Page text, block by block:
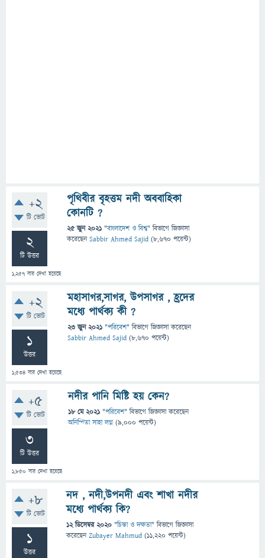
+2
টি ভোট
2
টি উত্তর
1,257 বার দেখা হয়েছে
পৃথিবীর বৃহত্তম নদী অববাহিকা
কোনটি ?
25 জুন 2021 "বাংলাদেশ ও বিশ্ব" বিভাগে জিজ্ঞাসা
করেছেনSabbir Ahmed Sajid (8,670 পয়েন্ট)
+2
টি ভোট
1
উত্তর
1,534 বার দেখা হয়েছে
মহাসাগর,সাগর, উপসাগর , হ্রদের
মধ্যে পার্থক্য কী ?
23 জুন 2021 "পরিবেশ" বিভাগে জিজ্ঞাসাকরেছেন
Sabbir Ahmed Sajid (8,670 পয়েন্ট)
+5
টি ভোট
3
টি উত্তর
1,850 বার দেখা হয়েছে
নদীর পানি মিষ্টি হয় কেন?
18 মে 2021 "পরিবেশ" বিভাগে জিজ্ঞাসাকরেছেন
অনিন্দিতা সাহা লগ্ন (9,000 পয়েন্ট)
+8
টি ভোট
1
উত্তর
নদ , নদী,উপনদী এবং শাখা নদীর
মধ্যে পার্থক্য কি?
12 ডিসেম্বর 2020 "চিন্তা ও দক্ষতা" বিভাগে জিজ্ঞাসা
করেছেনZubayer Mahmud (11,220 পয়েন্ট)